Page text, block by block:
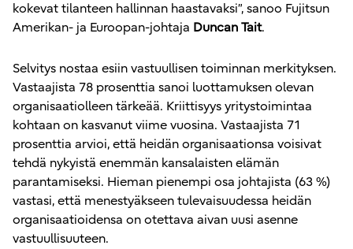
kokevat tilanteen hallinnan haastavaksi”, sanoo Fujitsun
Amerikan- ja Euroopan-johtaja Duncan Tait.
Selvitys nostaa esiin vastuullisen toiminnan merkityksen.
Vastaajista 78 prosenttia sanoi luottamuksen olevan
organisaatiolleen tärkeää. Kriittisyys yritystoimintaa
kohtaan on kasvanut viime vuosina. Vastaajista 71
prosenttia arvioi, että heidän organisaationsa voisivat
tehdä nykyistä enemmän kansalaisten elämän
parantamiseksi. Hieman pienempi osa johtajista (63 %)
vastasi, että menestyäkseen tulevaisuudessa heidän
organisaatioidensa on otettava aivan uusi asenne
vastuullisuuteen.